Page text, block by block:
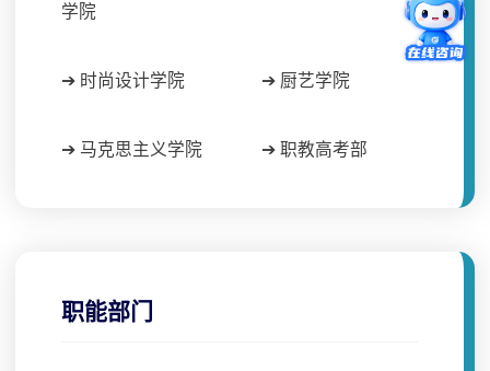
学院
➔ 时尚设计学院 ➔ 厨艺学院
➔ 马克思主义学院 ➔ 职教高考部
职能部门